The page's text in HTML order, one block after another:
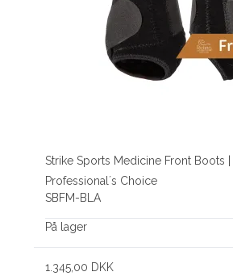
Strike Sports Medicine Front Boots
Professional´s Choice
SBFM-BLA
På lager
1.345,00 DKK